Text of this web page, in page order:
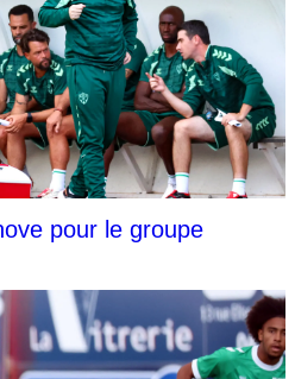
pour le groupe